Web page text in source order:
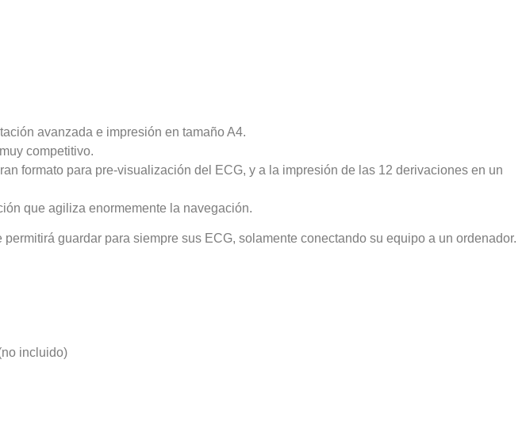
avanzada e impresión en tamaño A4.
competitivo.
formato para pre-visualización del ECG, y a la impresión de las 12 derivaciones en un
que agiliza enormemente la navegación.
guardar para siempre sus ECG, solamente conectando su equipo a un ordenador.
incluido)